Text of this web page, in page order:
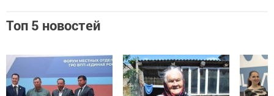
Топ 5 новостей